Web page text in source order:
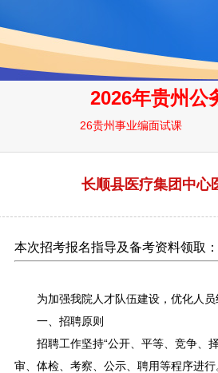
长顺县医疗集团中心
本次招考报名指导及备考资料领取：
为加强我院人才队伍建设，优化人员
一、 招聘原则
招聘工作坚持“公开、平等、竞争、
审、体检、考察、公示、聘用等程序进行